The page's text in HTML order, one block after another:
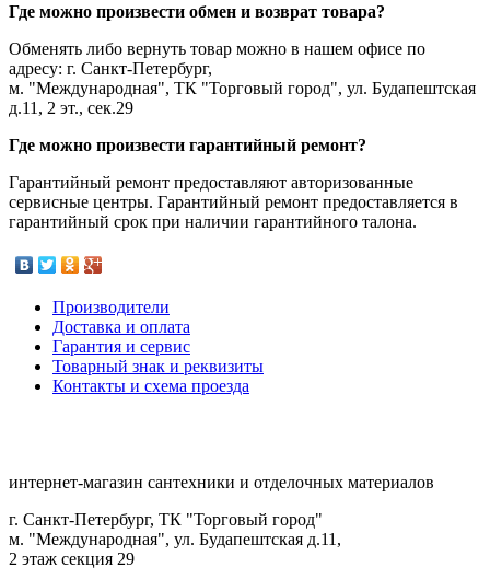
Где можно произвести обмен и возврат товара?
Обменять либо вернуть товар можно в нашем офисе по
адресу: г. Санкт-Петербург,
м. "Международная", ТК "Торговый город", ул. Будапештская
д.11, 2 эт., сек.29
Где можно произвести гарантийный ремонт?
Гарантийный ремонт предоставляют авторизованные
сервисные центры. Гарантийный ремонт предоставляется в
гарантийный срок при наличии гарантийного талона.
Производители
Доставка и оплата
Гарантия и сервис
Товарный знак и реквизиты
Контакты и схема проезда
интернет-магазин сантехники и отделочных материалов
г. Санкт-Петербург, ТК "Торговый город"
м. "Международная", ул. Будапештская д.11,
2 этаж секция 29